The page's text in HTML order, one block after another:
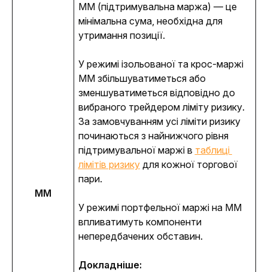
MM
MM (підтримувальна маржа) — це
мінімальна сума, необхідна для
утримання позиції.
У режимі ізольованої та крос-маржі
MM збільшуватиметься або
зменшуватиметься відповідно до
вибраного трейдером ліміту ризику.
За замовчуванням усі ліміти ризику
починаються з найнижчого рівня
підтримувальної маржі в таблиці
лімітів ризику для кожної торгової
пари.
У режимі портфельної маржі на MM
впливатимуть компоненти
непередбачених обставин.
Докладніше: